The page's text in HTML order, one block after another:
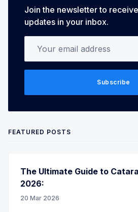
Join the newsletter to
updates in your inbox.
Subscribe
FEATURED POSTS
The Ultimate Guide to
2026:
20 Mar 2026